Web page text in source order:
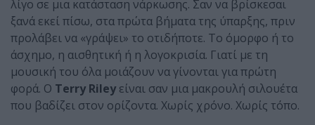
λίγο σε μια κατάσταση νάρκωσης. Σαν να βρίσκεσαι
ξανά εκεί πίσω, στα πρώτα βήματα της ύπαρξης, πριν
προλάβει να «γράψει» το οτιδήποτε. Το όμορφο ή το
άσχημο, η αισθητική ή η λογοκρισία. Γιατί με τη
μουσική του όλα μοιάζουν να γίνονται για πρώτη
φορά. Ο Terry Riley είναι σαν μια μακρουλή σιλουέτα
που βαδίζει στον ορίζοντα. Χωρίς χρόνο. Χωρίς τόπο.